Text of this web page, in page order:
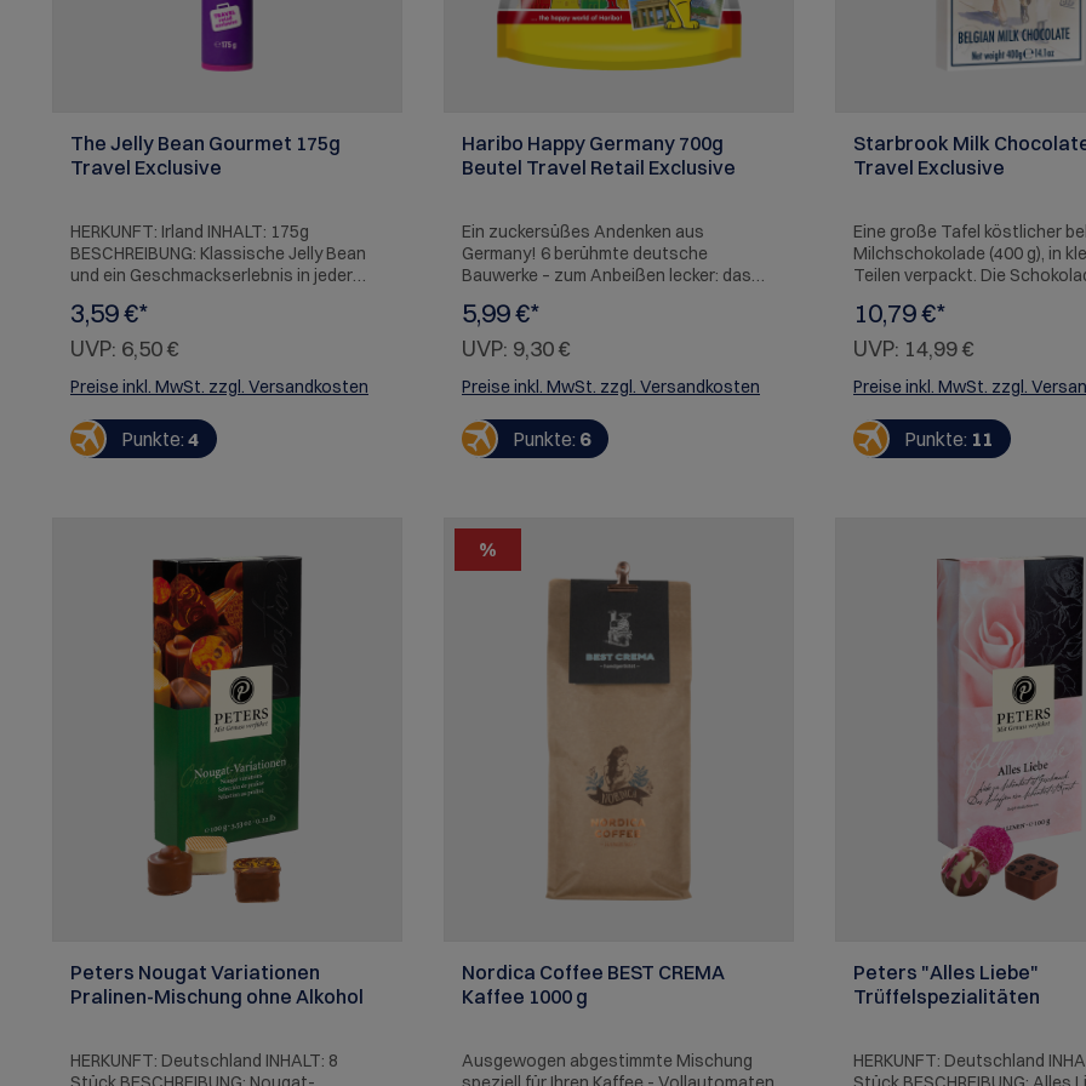
The Jelly Bean Gourmet 175g
Travel Exclusive
HERKUNFT: Irland INHALT: 175g
BESCHREIBUNG: Klassische Jelly Bean
und ein Geschmackserlebnis in jeder
kann variieren.
3,59 €*
UVP: 6,50 €
Preise inkl. MwSt. zzgl. Versandkosten
Punkte: 4
Haribo Happy Germany 700g
Beutel Travel Retail Exclusive
Ein zuckersüßes Andenken aus
Germany! 6 berühmte deutsche
Bauwerke – zum Anbeißen lecker: das
Schloss Neuschwanstein, der
Frankfurter Römer, die Porta Nigra und
das Hermannsdenkmal – alle vereint in
fruchtig-feiner Gummibärchenform.
oder Milch enthalten.
5,99 €*
UVP: 9,30 €
Preise inkl. MwSt. zzgl. Versandkosten
Punkte: 6
Starbrook Milk
Travel Exclusive
Eine große Tafel köstlicher
Milchschokolade (400 g), in
Teilen verpackt. Die
Kind und Flugzeug im Retro-
an den Glanz der frühen 50er
Luftfahrt-Ära. Gemalt von Jaak
Koninck, dem berühmten
gewährleisten ihnen Frische,
einen perfekten Geschmack
Nüsse, Erdnüsse. enthalten.
10,79 €*
UVP: 14,99 €
Preise inkl. MwSt. zzgl.
Punkte: 11
Peters Nougat Variationen
Pralinen-Mischung ohne Alkohol
HERKUNFT: Deutschland INHALT: 8
%
Nordica Coffee BEST CREMA
Kaffee 1000 g
Ausgewogen abgestimmte Mischung
Peters "Alles Liebe"
Trüffelspezialitäten
HERKUNFT: Deutschland